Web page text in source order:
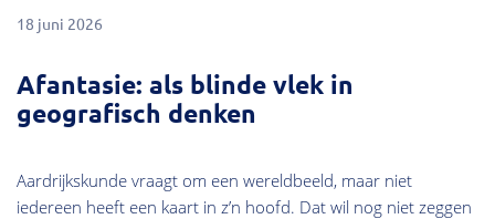
18 juni 2026
Afantasie: als blinde vlek in
geografisch denken
Aardrijkskunde vraagt om een wereldbeeld, maar niet
iedereen heeft een kaart in z’n hoofd. Dat wil nog niet zeggen